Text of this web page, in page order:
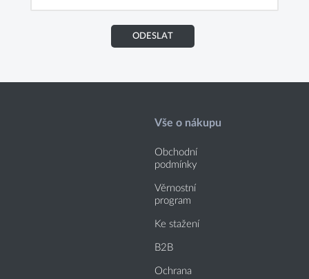
ODESLAT
Vše o nákupu
Obchodní
podmínky
Věrnostní
program
Ke stažení
B2B
Ochrana